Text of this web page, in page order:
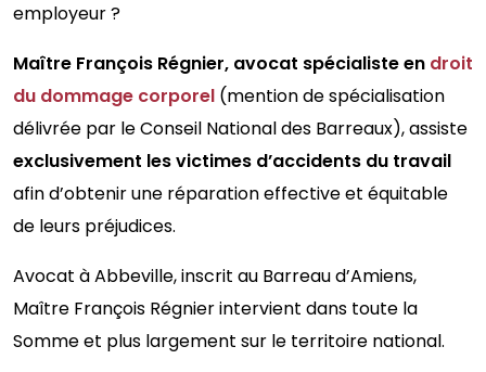
employeur ?
Maître François Régnier, avocat spécialiste en droit
du dommage corporel (mention de spécialisation
délivrée par le Conseil National des Barreaux), assiste
exclusivement les victimes d’accidents du travail
afin d’obtenir une réparation effective et équitable
de leurs préjudices.
Avocat à Abbeville, inscrit au Barreau d’Amiens,
Maître François Régnier intervient dans toute la
Somme et plus largement sur le territoire national.